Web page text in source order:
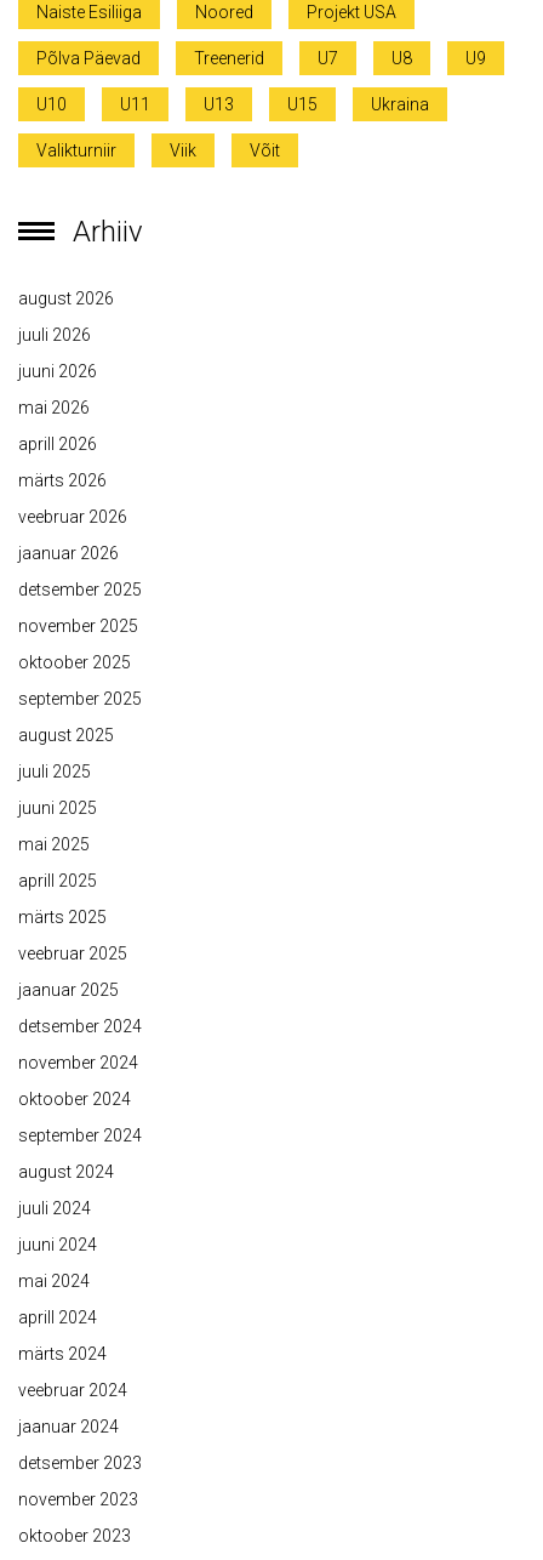
Naiste Esiliiga Noored Projekt USA
Põlva Päevad Treenerid U7 U8 U9
U10 U11 U13 U15 Ukraina
Valikturniir Viik Võit
Arhiiv
august 2026
juuli 2026
juuni 2026
mai 2026
aprill 2026
märts 2026
veebruar 2026
jaanuar 2026
detsember 2025
november 2025
oktoober 2025
september 2025
august 2025
juuli 2025
juuni 2025
mai 2025
aprill 2025
märts 2025
veebruar 2025
jaanuar 2025
detsember 2024
november 2024
oktoober 2024
september 2024
august 2024
juuli 2024
juuni 2024
mai 2024
aprill 2024
märts 2024
veebruar 2024
jaanuar 2024
detsember 2023
november 2023
oktoober 2023